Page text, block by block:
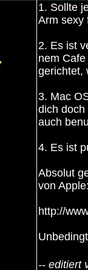
1. Sollte
Arm sexy
2. Es ist
nem
gerichtet,
3. Mac
dich doch
auch
4. Es ist
Absolut
von
http://
-- editiert